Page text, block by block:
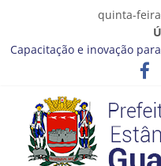
quinta-
Capacitação e inovação
Seu próximo emprego
imagina
Novo curso no Qualifica
Prefeitura de
editais da PNAB